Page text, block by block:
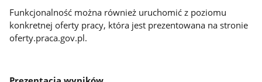
Funkcjonalność można również uruchomić z poziomu
konkretnej oferty pracy, która jest prezentowana na stronie
oferty.praca.gov.pl.